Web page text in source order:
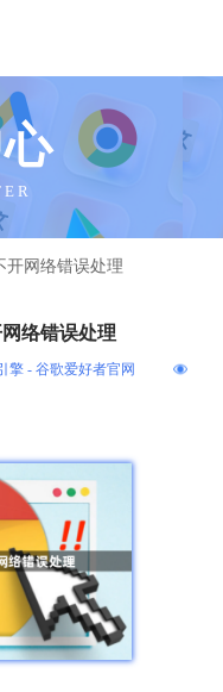
R
开网络错误处理
络错误处理
擎 - 谷歌爱好者官网